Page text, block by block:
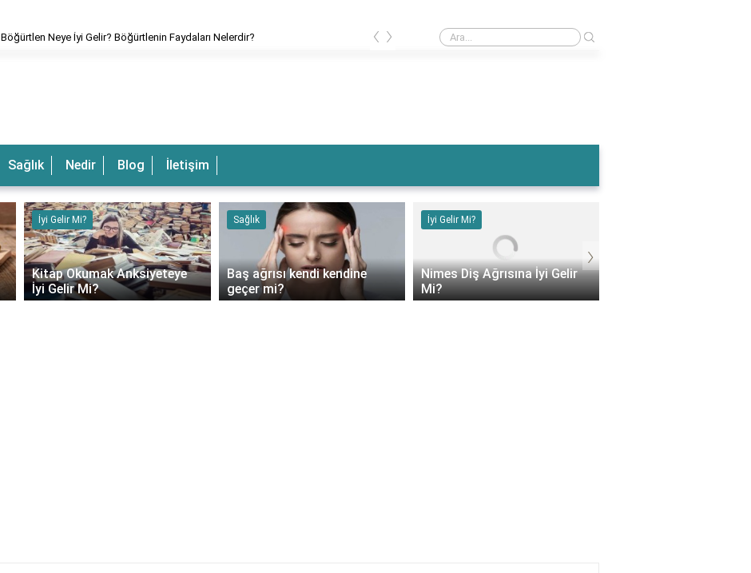
Böğürtlen Neye İyi Gelir? Böğürtlenin Faydaları Nelerdir? Böğürtlen Neye İyi Gelir? Böğürtlenin Faydaları Nelerdir?
‹ ›
Sağlık Nedir Blog İletişim
İyi Gelir Mi?
Kitap Okumak Anksiyeteye
İyi Gelir Mi?
Sağlık
Baş ağrısı kendi kendine
geçer mi?
İyi Gelir Mi?
Nimes Diş Ağrısına İyi Gelir
Mi?
›